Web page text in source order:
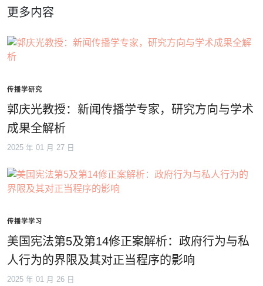
更多内容
传播学研究
郭庆光教授：新闻传播学专家，研究方向与学术
成果全解析
2025 年 01 月 27 日
传播学学习
美国宪法第5及第14修正案解析：政府行为与私
人行为的界限及其对正当程序的影响
2025 年 01 月 26 日